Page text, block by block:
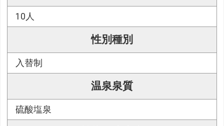
10人
性別種別
入替制
温泉泉質
硫酸塩泉